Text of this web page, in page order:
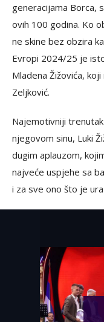
generacijama Borca,
ovih 100 godina. Ko
ne skine bez obzira
Evropi 2024/25 je
Mladena Žižovića,
Zeljković.
Najemotivniji
njegovom sinu, Luki
dugim aplauzom,
najveće uspjehe sa
i za sve ono što je